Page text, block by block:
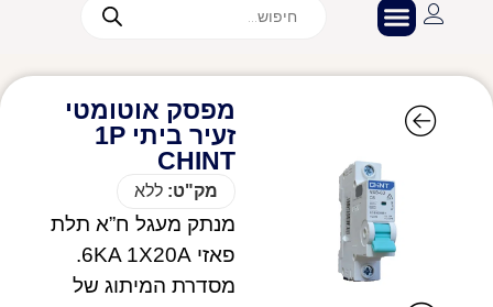
מפסק אוטומטי
זעיר ביתי 1P
CHINT
מק"ט: ללא
מנתק מעגל ח”א תלת
פאזי 6KA 1X20A.
מסדרת המיתוג של